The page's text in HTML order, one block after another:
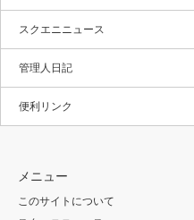
スクエニニュース
管理人日記
便利リンク
メニュー
このサイトについて